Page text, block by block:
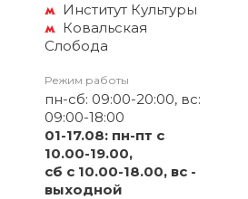
Институт Культуры
Ковальская
Слобода
Режим работы
пн-сб: 09:00-20:00, вс:
09:00-18:00
01-17.08: пн-пт с
10.00-19.00,
сб с 10.00-18.00, вс -
выходной